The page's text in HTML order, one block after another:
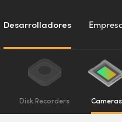
Desarrolladores
Disk Recorders Cameras